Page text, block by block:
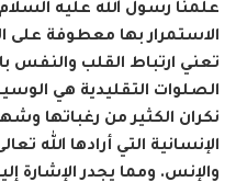
علمنا رسول الله عليه
الاستمرار بها معطوفة على
تعني ارتباط القلب والنفس
الصلوات التقليدية هي
نكران الكثير من رغباتها
الإنسانية التي أرادها الله
والإنس. ومما يجدر الإشارة